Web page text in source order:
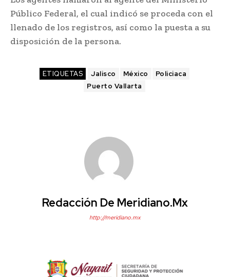
Público Federal, el cual indicó se proceda con el
llenado de los registros, así como la puesta a su
disposición de la persona.
ETIQUETAS Jalisco México
Policiaca
Puerto Vallarta
Redacción De Meridiano.mx
http://meridiano.mx